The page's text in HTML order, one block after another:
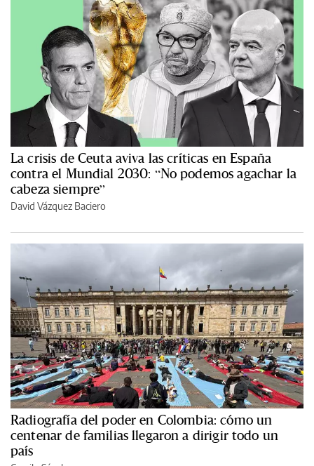
La crisis de Ceuta aviva las críticas en España
contra el Mundial 2030: “No podemos agachar la
cabeza siempre”
David Vázquez Baciero
Radiografía del poder en Colombia: cómo un
centenar de familias llegaron a dirigir todo un
país